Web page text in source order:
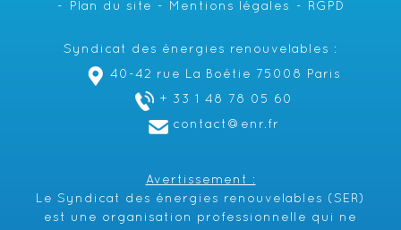
Plan du site
Mentions légales RGPD
Syndicat des énergies renouvelables :
40-42 rue La Boétie 75008 Paris
+ 33 1 48 78 05 60
contact@enr.fr
Avertissement :
Le Syndicat des énergies renouvelables (SER)
est une organisation professionnelle qui ne